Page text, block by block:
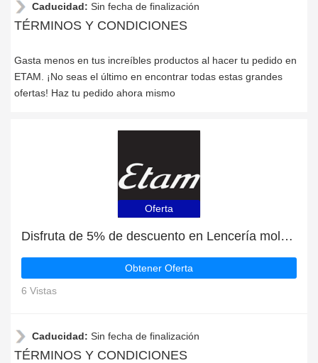
Caducidad: Sin fecha de finalización
TÉRMINOS Y CONDICIONES
Gasta menos en tus increíbles productos al hacer tu pedido en
ETAM. ¡No seas el último en encontrar todas estas grandes
ofertas! Haz tu pedido ahora mismo
Oferta
Disfruta de 5% de descuento en Lencería moldeadora | hasta un 15% de descuento en otros
Obtener Oferta
6 Vistas
Caducidad: Sin fecha de finalización
TÉRMINOS Y CONDICIONES